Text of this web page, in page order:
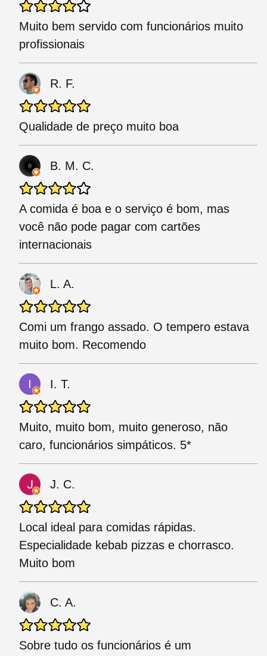
Muito bem servido com funcionários muito
profissionais
R. F.
Qualidade de preço muito boa
B. M. C.
A comida é boa e o serviço é bom, mas
você não pode pagar com cartões
internacionais
L. A.
Comi um frango assado. O tempero estava
muito bom. Recomendo
I. T.
Muito, muito bom, muito generoso, não
caro, funcionários simpáticos. 5*
J. C.
Local ideal para comidas rápidas.
Especialidade kebab pizzas e chorrasco.
Muito bom
C. A.
Sobre tudo os funcionários é um